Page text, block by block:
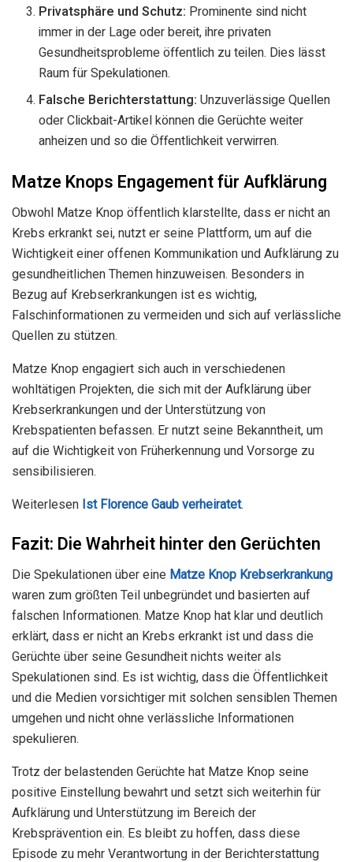
Privatsphäre und Schutz: Prominente sind nicht
immer in der Lage oder bereit, ihre privaten
Gesundheitsprobleme öffentlich zu teilen. Dies lässt
Raum für Spekulationen.
Falsche Berichterstattung: Unzuverlässige Quellen
oder Clickbait-Artikel können die Gerüchte weiter
anheizen und so die Öffentlichkeit verwirren.
Matze Knops Engagement für Aufklärung
Obwohl Matze Knop öffentlich klarstellte, dass er nicht an
Krebs erkrankt sei, nutzt er seine Plattform, um auf die
Wichtigkeit einer offenen Kommunikation und Aufklärung zu
gesundheitlichen Themen hinzuweisen. Besonders in
Bezug auf Krebserkrankungen ist es wichtig,
Falschinformationen zu vermeiden und sich auf verlässliche
Quellen zu stützen.
Matze Knop engagiert sich auch in verschiedenen
wohltätigen Projekten, die sich mit der Aufklärung über
Krebserkrankungen und der Unterstützung von
Krebspatienten befassen. Er nutzt seine Bekanntheit, um
auf die Wichtigkeit von Früherkennung und Vorsorge zu
sensibilisieren.
Weiterlesen Ist Florence Gaub verheiratet.
Fazit: Die Wahrheit hinter den Gerüchten
Die Spekulationen über eine Matze Knop Krebserkrankung
waren zum größten Teil unbegründet und basierten auf
falschen Informationen. Matze Knop hat klar und deutlich
erklärt, dass er nicht an Krebs erkrankt ist und dass die
Gerüchte über seine Gesundheit nichts weiter als
Spekulationen sind. Es ist wichtig, dass die Öffentlichkeit
und die Medien vorsichtiger mit solchen sensiblen Themen
umgehen und nicht ohne verlässliche Informationen
spekulieren.
Trotz der belastenden Gerüchte hat Matze Knop seine
positive Einstellung bewahrt und setzt sich weiterhin für
Aufklärung und Unterstützung im Bereich der
Krebsprävention ein. Es bleibt zu hoffen, dass diese
Episode zu mehr Verantwortung in der Berichterstattung